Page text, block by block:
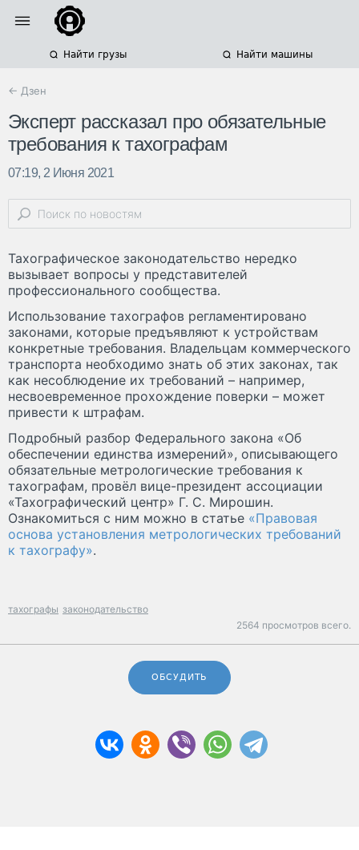
Найти грузы Найти машины
← Дзен
Эксперт рассказал про обязательные
требования к тахографам
07:19, 2 Июня 2021
Тахографическое законодательство нередко
вызывает вопросы у представителей
профессионального сообщества.
Использование тахографов регламентировано
законами, которые предъявляют к устройствам
конкретные требования. Владельцам коммерческого
транспорта необходимо знать об этих законах, так
как несоблюдение их требований – например,
несвоевременное прохождение поверки – может
привести к штрафам.
Подробный разбор Федерального закона «Об
обеспечении единства измерений», описывающего
обязательные метрологические требования к
тахографам, провёл вице-президент ассоциации
«Тахографический центр» Г. С. Мирошин.
Ознакомиться с ним можно в статье «Правовая
основа установления метрологических требований
к тахографу».
тахографы законодательство
2564 просмотров всего.
ОБСУДИТЬ